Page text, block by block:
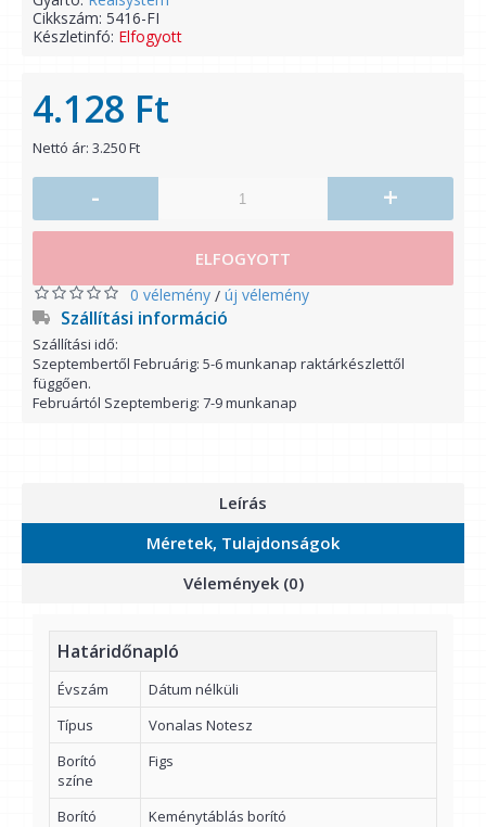
Cikkszám: 5416-FI
Készletinfó: Elfogyott
4.128 Ft
Nettó ár: 3.250 Ft
- +
ELFOGYOTT
0 vélemény / új vélemény
Szállítási információ
Szállítási idő:
Szeptembertől Februárig: 5-6 munkanap raktárkészlettől
függően.
Februártól Szeptemberig: 7-9 munkanap
Leírás
Méretek, Tulajdonságok
Vélemények (0)
Határidőnapló
Évszám
Dátum nélküli
Típus
Vonalas Notesz
Borító
színe
Figs
Borító
Keménytáblás borító